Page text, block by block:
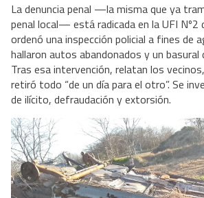
La denuncia penal —la misma que ya
penal local— está radicada en la UFI Nº2
ordenó una inspección policial a fines de
hallaron autos abandonados y un basural
Tras esa intervención, relatan los
retiró todo “de un día para el otro”. Se
de ilícito, defraudación y extorsión.